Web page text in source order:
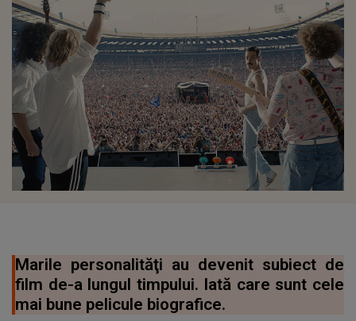
Marile personalităţi au devenit subiect de
film de-a lungul timpului. Iată care sunt cele
mai bune pelicule biografice.